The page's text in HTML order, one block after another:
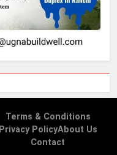
Terms & Conditions
Privacy PolicyAbout Us
Contact